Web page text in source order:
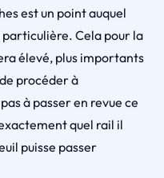
est un point auquel
Cela pour la
élevé, plus importants
procéder à
à passer en revue ce
quel rail il
puisse passer